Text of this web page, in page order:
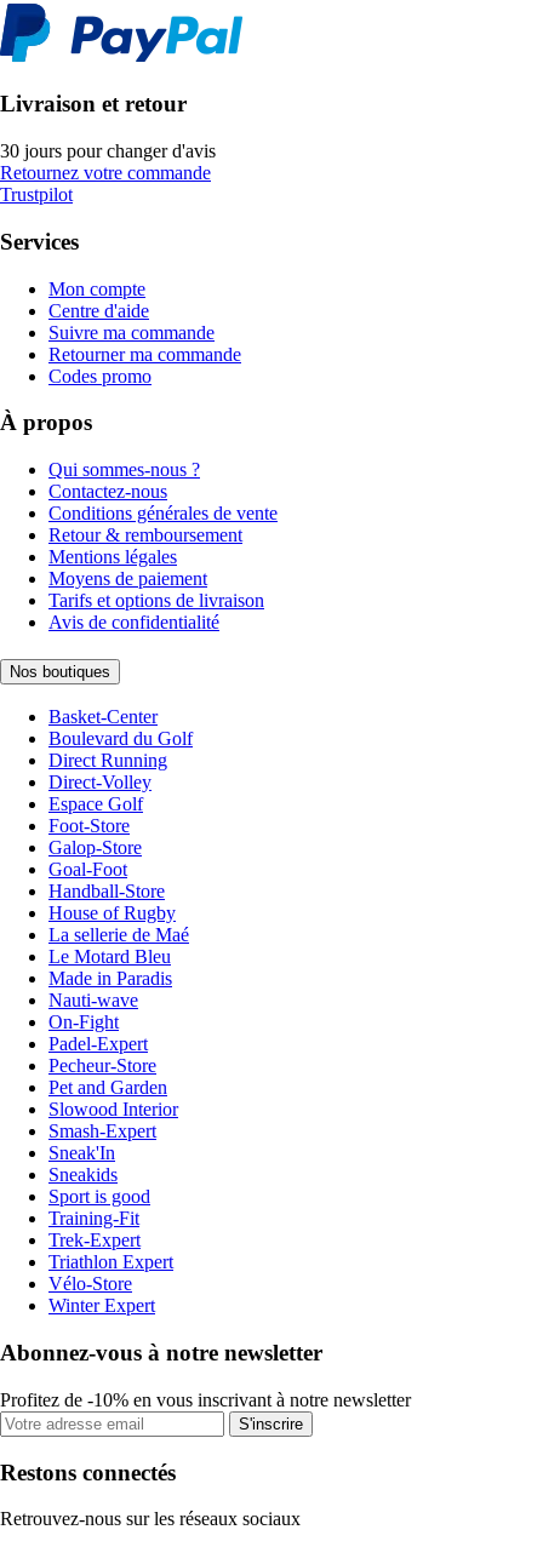
Livraison et retour
30 jours pour changer d'avis
Retournez votre commande
Trustpilot
Services
Mon compte
Centre d'aide
Suivre ma commande
Retourner ma commande
Codes promo
À propos
Qui sommes-nous ?
Contactez-nous
Conditions générales de vente
Retour & remboursement
Mentions légales
Moyens de paiement
Tarifs et options de livraison
Avis de confidentialité
Nos boutiques
Basket-Center
Boulevard du Golf
Direct Running
Direct-Volley
Espace Golf
Foot-Store
Galop-Store
Goal-Foot
Handball-Store
House of Rugby
La sellerie de Maé
Le Motard Bleu
Made in Paradis
Nauti-wave
On-Fight
Padel-Expert
Pecheur-Store
Pet and Garden
Slowood Interior
Smash-Expert
Sneak'In
Sneakids
Sport is good
Training-Fit
Trek-Expert
Triathlon Expert
Vélo-Store
Winter Expert
Abonnez-vous à notre newsletter
Profitez de -10% en vous inscrivant à notre newsletter
S'inscrire
Restons connectés
Retrouvez-nous sur les réseaux sociaux